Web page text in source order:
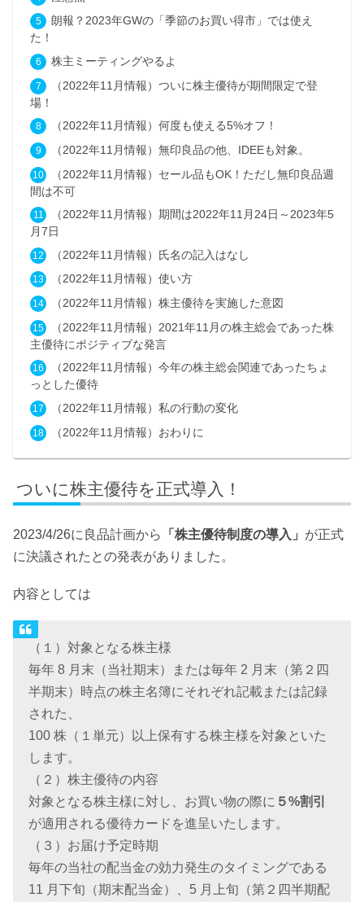
朗報？2023年GWの「季節のお買い得市」では使え
た！
株主ミーティングやるよ
（2022年11月情報）ついに株主優待が期間限定で登
場！
（2022年11月情報）何度も使える5%オフ！
（2022年11月情報）無印良品の他、IDEEも対象。
（2022年11月情報）セール品もOK！ただし無印良品週
間は不可
（2022年11月情報）期間は2022年11月24日～2023年5
月7日
（2022年11月情報）氏名の記入はなし
（2022年11月情報）使い方
（2022年11月情報）株主優待を実施した意図
（2022年11月情報）2021年11月の株主総会であった株
主優待にポジティブな発言
（2022年11月情報）今年の株主総会関連であったちょ
っとした優待
（2022年11月情報）私の行動の変化
（2022年11月情報）おわりに
ついに株主優待を正式導入！
2023/4/26に良品計画から 「株主優待制度の導入」 が正式
に決議されたとの発表がありました。
内容としては
（１）対象となる株主様
毎年 8 月末（当社期末）または毎年 2 月末（第２四
半期末）時点の株主名簿にそれぞれ記載または記録
された、
100 株（１単元）以上保有する株主様を対象といた
します。
（２）株主優待の内容
対象となる株主様に対し、お買い物の際に ５%割引
が適用される優待カードを進呈いたします。
（３）お届け予定時期
毎年の当社の配当金の効力発生のタイミングである
11 月下旬（期末配当金）、5 月上旬（第２四半期配